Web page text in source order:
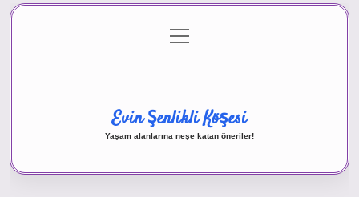
Gizlilik Politikası
menüyü
aç
Evin Şenlikli Köşesi
Yaşam alanlarına neşe katan öneriler!